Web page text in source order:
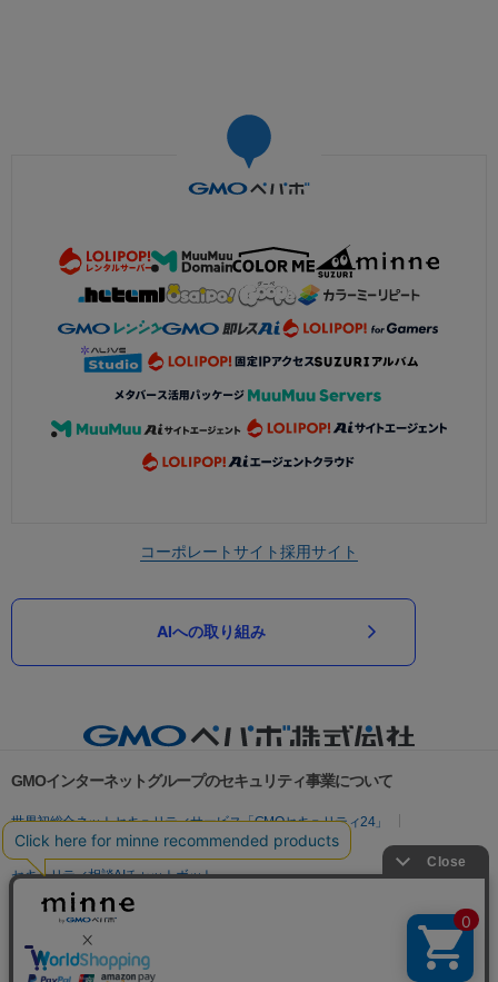
コーポレートサイト採用サイト
AIへの取り組み
GMOインターネットグループのセキュリティ事業について
世界初総合ネットセキュリティサービス「GMOセキュリティ24」
パスワード漏洩診断
Webサイトリスク診断
セキュリティ相談AIチャットボット
実在証明・盗聴対策
サイバー攻撃対策（GMO Flatt Security）